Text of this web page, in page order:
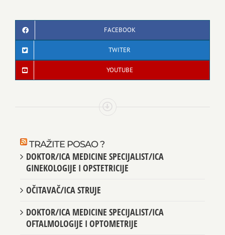
FACEBOOK
TWITER
YOUTUBE
TRAŽITE POSAO ?
DOKTOR/ICA MEDICINE SPECIJALIST/ICA
GINEKOLOGIJE I OPSTETRICIJE
OČITAVAČ/ICA STRUJE
DOKTOR/ICA MEDICINE SPECIJALIST/ICA
OFTALMOLOGIJE I OPTOMETRIJE